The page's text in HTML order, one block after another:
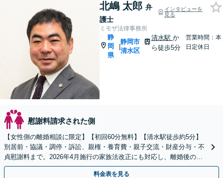
北嶋 太郎 弁
護士
インタビューを
見る
ミモザ法律事務所
静
岡
県
|
静岡市
清水区
清水駅 か
ら徒歩5分
営業時間：本
日定休日
慰謝料請求された側
【女性側の離婚相談に限定】【初回60分無料】【清水駅徒歩約5分】
別居前・協議・調停・訴訟、親権・養育費・親子交流・財産分与・不
貞慰謝料まで。2026年4月施行の家族法改正にも対応し、離婚後の生
活を見据えて解決を支えます。
料金表を見る